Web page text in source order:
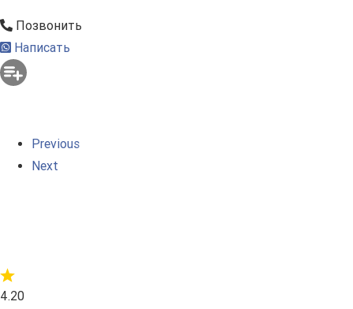
Позвонить
Написать
Previous
Next
4.20